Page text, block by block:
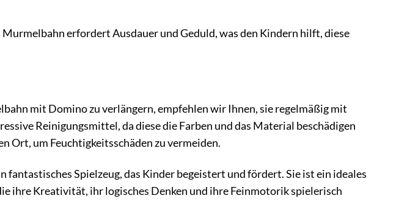
Murmelbahn erfordert Ausdauer und Geduld, was den Kindern hilft, diese
mit Domino zu verlängern, empfehlen wir Ihnen, sie regelmäßig mit
Reinigungsmittel, da diese die Farben und das Material beschädigen
Ort, um Feuchtigkeitsschäden zu vermeiden.
Spielzeug, das Kinder begeistert und fördert. Sie ist ein ideales
ihre Kreativität, ihr logisches Denken und ihre Feinmotorik spielerisch